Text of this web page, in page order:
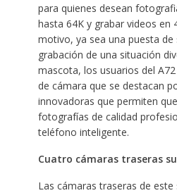
para quienes desean
hasta 64K y grabar videos en
motivo, ya sea una puesta
grabación de una situación
mascota, los usuarios del
de cámara que se destacan
innovadoras que permiten
fotografías de calidad
teléfono inteligente.
Cuatro cámaras traseras
Las cámaras traseras de